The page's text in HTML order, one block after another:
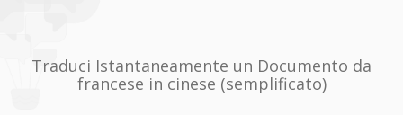
Traduci Istantaneamente un Documento da
francese in cinese (semplificato)